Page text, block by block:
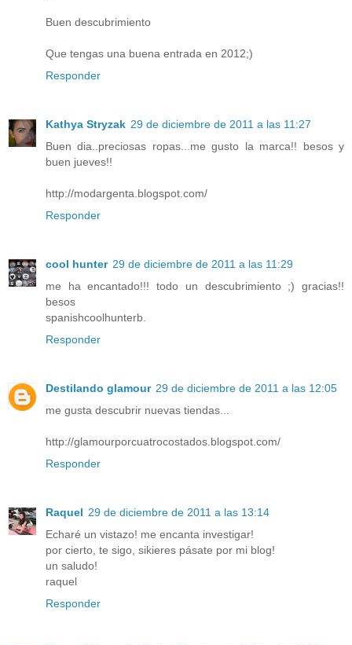
Buen descubrimiento
Que tengas una buena entrada en 2012;)
Responder
Kathya Stryzak 29 de diciembre de 2011 a las 11:27
Buen dia..preciosas ropas...me gusto la marca!! besos y
buen jueves!!
http://modargenta.blogspot.com/
Responder
cool hunter 29 de diciembre de 2011 a las 11:29
me ha encantado!!! todo un descubrimiento ;) gracias!!
besos
spanishcoolhunterb.
Responder
Destilando glamour 29 de diciembre de 2011 a las 12:05
me gusta descubrir nuevas tiendas...
http://glamourporcuatrocostados.blogspot.com/
Responder
Raquel 29 de diciembre de 2011 a las 13:14
Echaré un vistazo! me encanta investigar!
por cierto, te sigo, sikieres pásate por mi blog!
un saludo!
raquel
Responder